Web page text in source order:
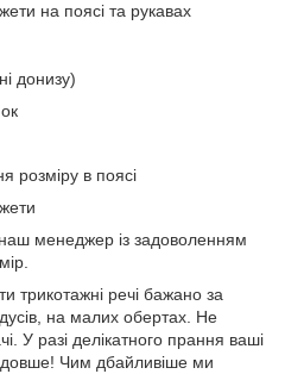
на поясі та рукавах
донизу)
розміру в поясі
наш менеджер із задоволенням
трикотажні речі бажано за
на малих обертах. Не
У разі делікатного прання ваші
довше! Чим дбайливіше ми